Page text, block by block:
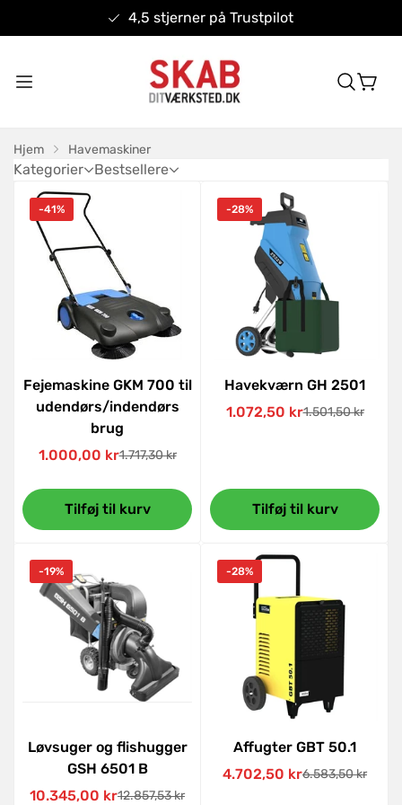
4,5 stjerner på Trustpilot
Hjem Havemaskiner
Kategorier Bestsellere
-41%
Fejemaskine GKM 700 til
udendørs/indendørs
brug
Udsalgspris
1.000,00 krNormal
1.717,30 kr
Tilføj til kurv
-28%
Havekværn GH 2501
Udsalgspris
1.072,50 krNormal
1.501,50 kr
Tilføj til kurv
-19%
Løvsuger og flishugger
GSH 6501 B
Udsalgspris
10.345,00 krNormal
12.857,53 kr
-28%
Affugter GBT 50.1
Udsalgspris
4.702,50 krNormal
6.583,50 kr